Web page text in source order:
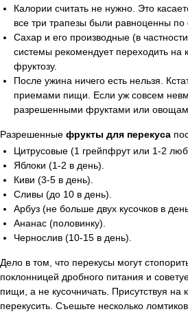
Калории считать не нужно. Это
все три трапезы были равноценны
Сахар и его производные (в
системы рекомендует переходить на
фруктозу.
После ужина ничего есть нельзя.
приемами пищи. Если уж совсем
разрешенными фруктами или
Разрешенные фрукты для перекуса
Цитрусовые (1 грейпфрут или 1-2
Яблоки (1-2 в день).
Киви (3-5 в день).
Сливы (до 10 в день).
Арбуз (не больше двух кусочков в
Ананас (половинку).
Чернослив (10-15 в день).
Дело в том, что перекусы могут
поклонницей дробного питания и
пищи, а не кусочничать. Присутствуя
перекусить. Съешьте несколько